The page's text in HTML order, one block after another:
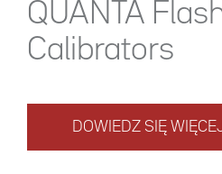
QUANTA
Calibrators
DOWIEDZ SIĘ